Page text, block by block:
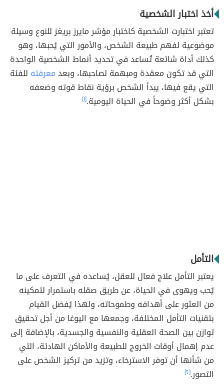
أخذ اختبار الشخصية
تعتبر اختبارت الشخصية كاختبار مؤشر مايرز بريغز للنوع وسيلة
موضوعية لفهم طبيعة الشخص، والأمور التي يُحبها، وهو
كذلك أداة شائعة تُساعد في تحديد أنماط الشخصية الواحدة
التي قد تكون معقدة ومبهمة لصاحبها، وبعدمعرفته للفئة
التي يقع فيها، يبدأ الشخص برؤية نقاط قوته وضعفه
بشكل أكثر وضوحاً في الحياة اليومية.[١]
التأمل
يعتبر التأمل علاج فعال للعقل، يُساعده في التعرف على ما
يُحب ويهوى في الحياة، عن طريق صقله باستمرار لتمكينه
من العثور على أهدافه وطموحاته، ولهذا يُفضل القيام
بتقنيات التأمل المختلفة، وجمعها مع اليوغا من أجل تحقيق
توازن بين الصحة العقلية والنفسية والجسدية، بالإضافة إلى
عدم إهمال أوقات الخروج للطبيعة والأماكن الهادئة، التي
من شأنها أن توفر الاسترخاء، وتزيد من تركيز الشخص على
التصور.[٢]